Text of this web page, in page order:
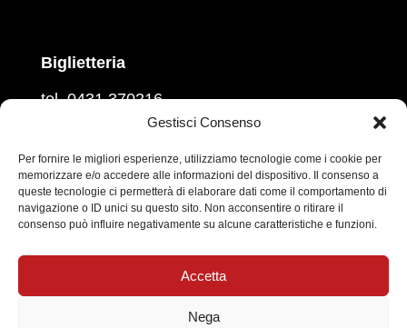
Gestisci Consenso
Per fornire le migliori esperienze, utilizziamo tecnologie come i cookie per
memorizzare e/o accedere alle informazioni del dispositivo. Il consenso a
queste tecnologie ci permetterà di elaborare dati come il comportamento di
navigazione o ID unici su questo sito. Non acconsentire o ritirare il
consenso può influire negativamente su alcune caratteristiche e funzioni.
Accetta
Nega
Biglietteria
tel. 0431 370216
martedì, mercoledì, venerdì
giovedì e sabato
ore 10.00 – 12.00
Prevendita sul circuito Vivaticket